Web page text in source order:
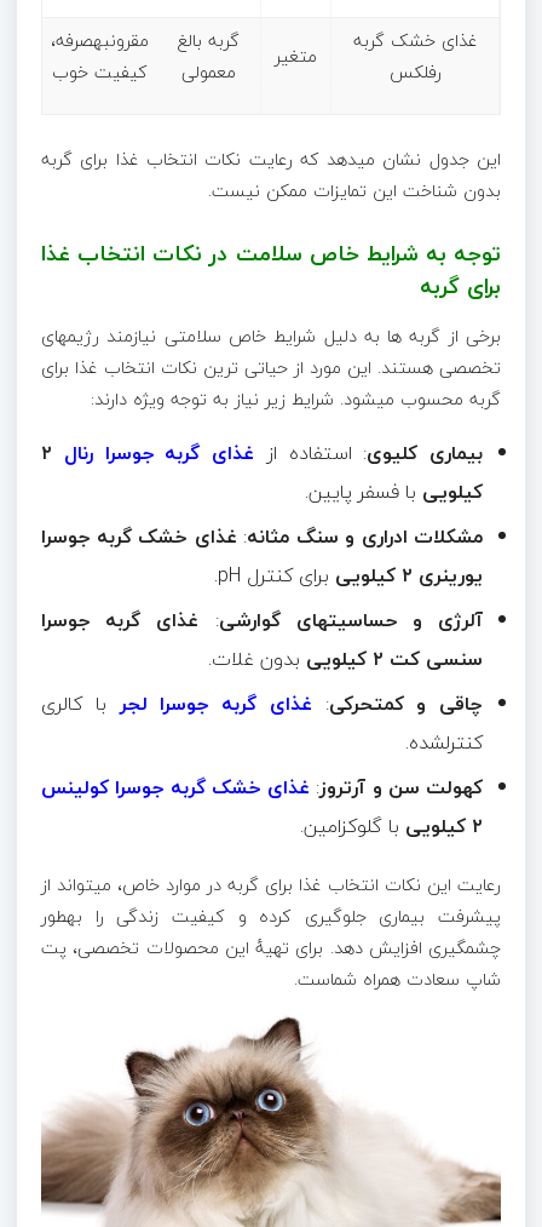
غذای خشک گربه
رفلکس
متغیر
گربه بالغ
معمولی
مقرونبهصرفه،
کیفیت خوب
این جدول نشان میدهد که رعایت نکات انتخاب غذا برای گربه
بدون شناخت این تمایزات ممکن نیست.
توجه به شرایط خاص سلامت در نکات انتخاب غذا
برای گربه
برخی از گربه ها به دلیل شرایط خاص سلامتی نیازمند رژیمهای
تخصصی هستند. این مورد از حیاتی ترین نکات انتخاب غذا برای
گربه محسوب میشود. شرایط زیر نیاز به توجه ویژه دارند:
بیماری کلیوی: استفاده از غذای گربه جوسرا رنال ۲
کیلویی با فسفر پایین.
مشکلات ادراری و سنگ مثانه: غذای خشک گربه جوسرا
یورینری ۲ کیلویی برای کنترل pH.
آلرژی و حساسیتهای گوارشی: غذای گربه جوسرا
سنسی کت ۲ کیلویی بدون غلات.
چاقی و کمتحرکی: غذای گربه جوسرا لجربا کالری
کنترلشده.
کهولت سن و آرتروز: غذای خشک گربه جوسرا کولینس
۲ کیلویی با گلوکزامین.
رعایت این نکات انتخاب غذا برای گربه در موارد خاص، میتواند از
پیشرفت بیماری جلوگیری کرده و کیفیت زندگی را بهطور
چشمگیری افزایش دهد. برای تهیهٔ این محصولات تخصصی، پت
شاپ سعادت همراه شماست.